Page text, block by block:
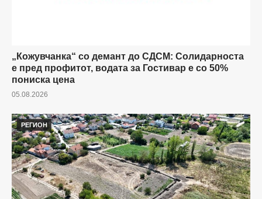
„Кожувчанка“ со демант до СДСМ: Солидарноста
е пред профитот, водата за Гостивар е со 50%
пониска цена
05.08.2026
РЕГИОН